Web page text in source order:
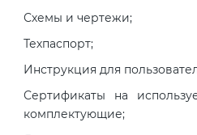
Схемы и чертежи;
Техпаспорт;
Инструкция для
Сертификаты на
комплектующие;